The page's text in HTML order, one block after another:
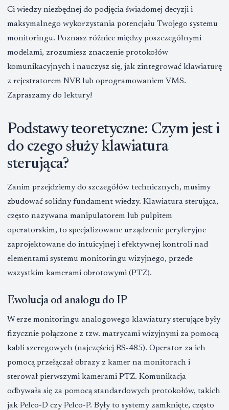
Ci wiedzy niezbędnej do podjęcia świadomej decyzji i
maksymalnego wykorzystania potencjału Twojego systemu
monitoringu. Poznasz różnice między poszczególnymi
modelami, zrozumiesz znaczenie protokołów
komunikacyjnych i nauczysz się, jak zintegrować klawiaturę
z rejestratorem NVR lub oprogramowaniem VMS.
Zapraszamy do lektury!
Podstawy teoretyczne: Czym jest i
do czego służy klawiatura
sterująca?
Zanim przejdziemy do szczegółów technicznych, musimy
zbudować solidny fundament wiedzy. Klawiatura sterująca,
często nazywana manipulatorem lub pulpitem
operatorskim, to specjalizowane urządzenie peryferyjne
zaprojektowane do intuicyjnej i efektywnej kontroli nad
elementami systemu monitoringu wizyjnego, przede
wszystkim kamerami obrotowymi (PTZ).
Ewolucja od analogu do IP
W erze monitoringu analogowego klawiatury sterujące były
fizycznie połączone z tzw. matrycami wizyjnymi za pomocą
kabli szeregowych (najczęściej RS-485). Operator za ich
pomocą przełączał obrazy z kamer na monitorach i
sterował pierwszymi kamerami PTZ. Komunikacja
odbywała się za pomocą standardowych protokołów, takich
jak Pelco-D czy Pelco-P. Były to systemy zamknięte, często